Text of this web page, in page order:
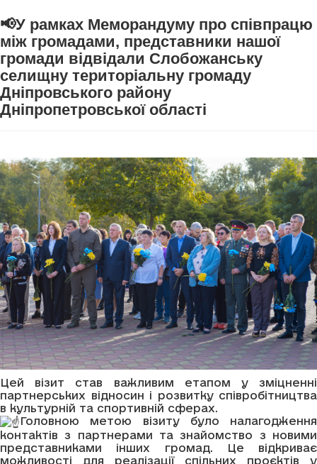
📢У рамках Меморандуму про співпрацю
між громадами, представники нашої
громади відвідали Слобожанську
селищну територіальну громаду
Дніпровського району
Дніпропетровської області
Цей візит став важливим етапом у зміцненні
партнерських відносин і розвитку співробітництва
в культурній та спортивній сферах.
Головною метою візиту було налагодження
контактів з партнерами та знайомство з новими
представниками інших громад. Це відкриває
можливості для реалізації спільних проєктів у